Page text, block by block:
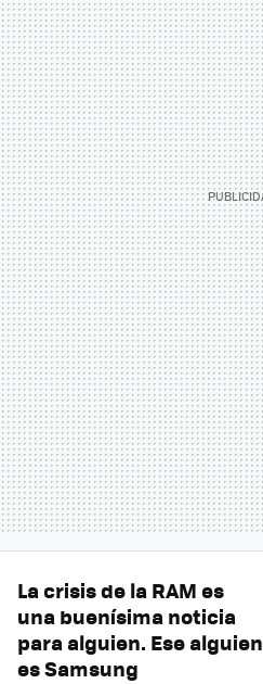
La crisis de la RAM es
una buenísima noticia
para alguien. Ese alguien
es Samsung